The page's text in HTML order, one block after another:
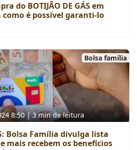
do BOTIJÃO DE GÁS em
como é possível garanti-lo
Bolsa família
8:50 | 3 min de leitura
Bolsa Família divulga lista
mais recebem os benefícios